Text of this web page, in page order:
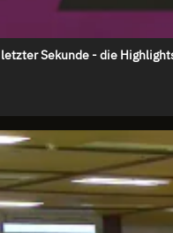
Sekunde - die